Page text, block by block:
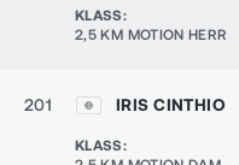
KLASS:
2,5 KM MOTION HERR
201 IRIS CINTHIO
KLASS: